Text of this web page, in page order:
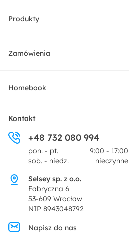
Produkty
Meble
Dekoracje i akcesoria
Promocje
Zamówienia
Dostawa
Zwroty
Pytania i odpowiedzi
Homebook
O nas
Centrum prasowe
Regulamin
Polityka prywatności
Kontakt
+48 732 080 994
pon. - pt.
9:00 - 17:00
sob. - niedz.
nieczynne
Selsey sp. z o.o.
Fabryczna 6
53-609 Wrocław
NIP 8943048792
Napisz do nas